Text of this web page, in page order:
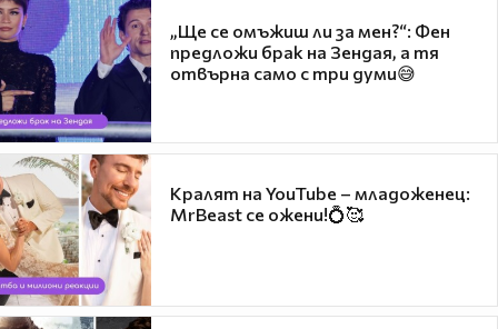
„Ще се омъжиш ли за мен?“: Фен
предложи брак на Зендая, а тя
отвърна само с три думи😅
Кралят на YouTube – младоженец:
MrBeast се ожени!💍🥰